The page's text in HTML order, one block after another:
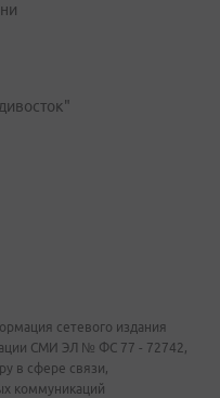
сетевого издания
СМИ ЭЛ № ФС 77 - 72742,
в сфере связи,
коммуникаций